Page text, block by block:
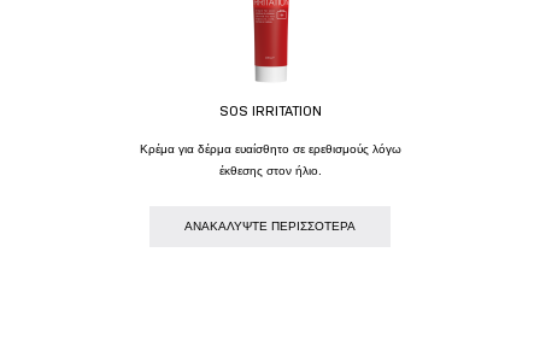
SOS IRRITATION
Κρέμα για δέρμα ευαίσθητο σε ερεθισμούς λόγω
έκθεσης στον ήλιο.
AΝΑΚΑΛΥΨΤΕ ΠΕΡΙΣΣΟΤΕΡΑ